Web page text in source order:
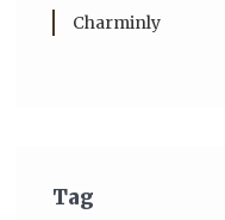
Charminly
Tag